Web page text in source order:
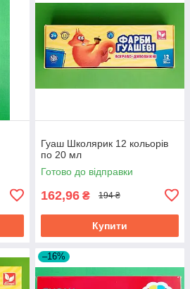
Гуаш Школярик 12 кольорів
по 20 мл
Готово до відправки
162,96 ₴ 194 ₴
Купити
–16%